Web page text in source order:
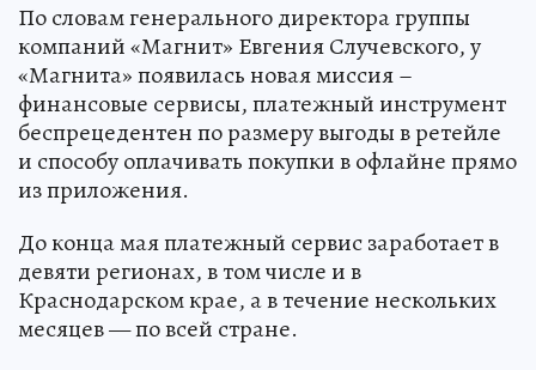
По словам генерального директора группы
компаний «Магнит» Евгения Случевского, у
«Магнита» появилась новая миссия –
финансовые сервисы, платежный инструмент
беспрецедентен по размеру выгоды в ретейле
и способу оплачивать покупки в офлайне прямо
из приложения.
До конца мая платежный сервис заработает в
девяти регионах, в том числе и в
Краснодарском крае, а в течение нескольких
месяцев — по всей стране.